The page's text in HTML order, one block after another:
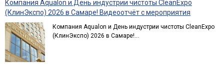
Компания Aqualon и День индустрии чистоты CleanExpo
(КлинЭкспо) 2026 в Самаре! Видеоотчёт с мероприятия
Компания Aqualon и День индустрии чистоты CleanExpo
(КлинЭкспо) 2026 в Самаре!...